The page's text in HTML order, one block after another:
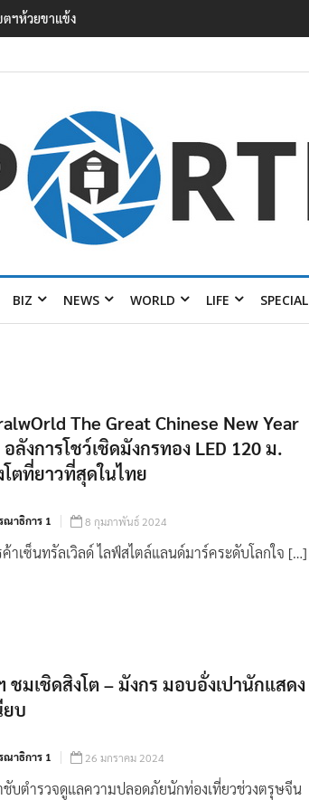
อนไทย ขึงป้าย ‘ไม่
BIZ NEWS WORLD LIFE SPECIAL
The Great Chinese New Year
อลังการโชว์เชิดมังกรทอง LED 120 ม.
โตที่ยาวที่สุดในไทย
ณาธิการ 1 8 กุมภาพันธ์ 2024
าเซ็นทรัลเวิลด์ ไลฟ์สไตล์แลนด์มาร์คระดับโลกใจ […]
ชมเชิดสิงโต​ – มังกร มอบอั่งเปา​นักแสดง
ยบ
ณาธิการ 1 26 มกราคม 2024
บตำรวจดูแลความปลอดภัยนักท่องเที่ยวช่วงตรุษจีน